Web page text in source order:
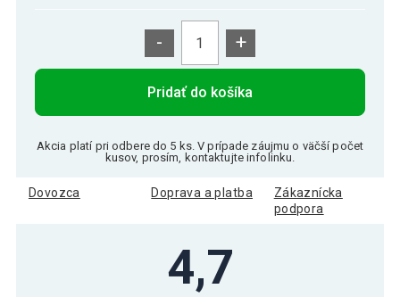
- +
Pridať do košíka
Akcia platí pri odbere do 5 ks. V prípade záujmu o väčší počet
kusov, prosím, kontaktujte infolinku.
Dovozca Doprava a platba
Zákaznícka
podpora
4,7